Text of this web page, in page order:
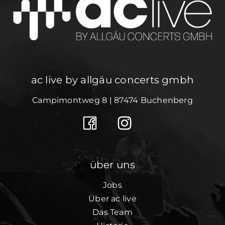
ac live by allgäu concerts gmbh
Campimontweg 8 | 87474 Buchenberg
über uns
Jobs
Über ac live
Das Team